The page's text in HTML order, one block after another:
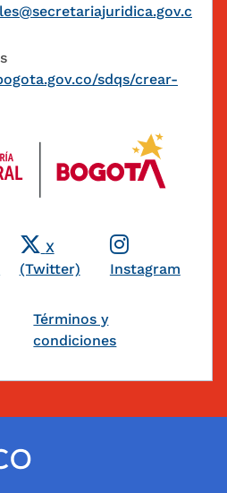
sdqs/crear-
X
(Twitter)
Instagram
Términos y
condiciones